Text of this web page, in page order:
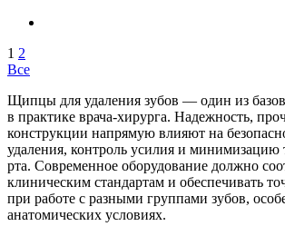
1 2
Все
Щипцы для удаления зубов — один из
в практике врача-хирурга. Надежность,
конструкции напрямую влияют на
удаления, контроль усилия и минимизацию
рта. Современное оборудование должно
клиническим стандартам и обеспечивать
при работе с разными группами зубов,
анатомических условиях.